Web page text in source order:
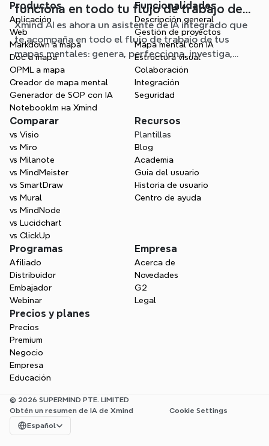
funciona en todo tu flujo de trabajo de
mapa mental
Xmind AI es ahora un asistente de IA integrado que
te acompaña en todo el flujo de trabajo de tus
mapas mentales: genera, perfecciona, investiga,
planifica y exporta, todo sin salir de tu mapa.
Productos
Aplicación
Web
Markdown a mapa
Doc a mapa
OPML a mapa
Creador de mapa mental
Generador de SOP con IA
Notebooklm на Xmind
Funcionalidades
Descripción general
Gestión de proyectos
Mapa mental con IA
Estructura visual
Colaboración
Integración
Seguridad
Comparar
vs Visio
vs Miro
vs Milanote
vs MindMeister
vs SmartDraw
vs Mural
vs MindNode
vs Lucidchart
vs ClickUp
Recursos
Plantillas
Blog
Academia
Guía del usuario
Historia de usuario
Centro de ayuda
Programas
Afiliado
Distribuidor
Embajador
Webinar
Empresa
Acerca de
Novedades
G2
Legal
Precios y planes
Precios
Premium
Negocio
Empresa
Educación
© 2026 SUPERMIND PTE. LIMITED
Obtén un resumen de IA de Xmind
Cookie Settings
Select Language
Español